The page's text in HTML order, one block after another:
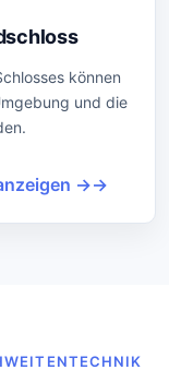
können
und die
→